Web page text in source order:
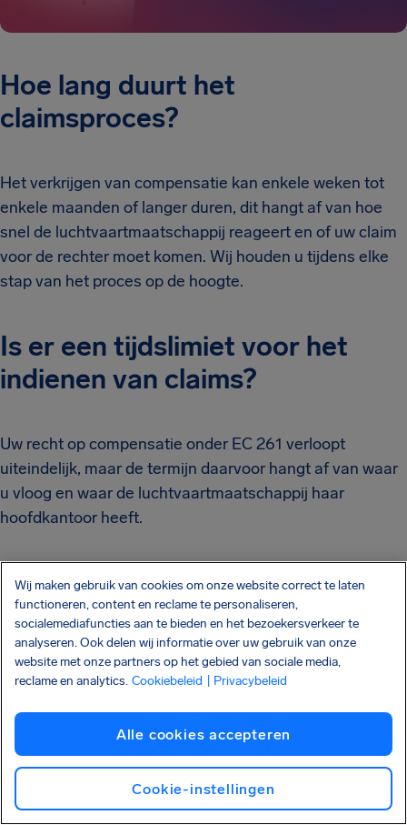
Hoe lang duurt het
claimsproces?
Het verkrijgen van compensatie kan enkele weken tot
enkele maanden of langer duren, dit hangt af van hoe
snel de luchtvaartmaatschappij reageert en of uw claim
voor de rechter moet komen. Wij houden u tijdens elke
stap van het proces op de hoogte.
Is er een tijdslimiet voor het
indienen van claims?
Uw recht op compensatie onder EC 261 verloopt
uiteindelijk, maar de termijn daarvoor hangt af van waar
u vloog en waar de luchtvaartmaatschappij haar
hoofdkantoor heeft.
Termijnen per land
Ontdek ook deze passagiersrechten:
Rechten van vliegtuigpassagiers
Vlucht vertraagd compensatie
Vlucht geannuleerd compensatie
Meer dan 3 uur vertraging
Vertraging compensatie
Vlucht vertraging checken
Wij maken gebruik van cookies om onze website correct te laten
functioneren, content en reclame te personaliseren,
socialemediafuncties aan te bieden en het bezoekersverkeer te
analyseren. Ook delen wij informatie over uw gebruik van onze
website met onze partners op het gebied van sociale media,
reclame en analytics. Cookiebeleid | Privacybeleid
Alle cookies accepteren
Cookie-instellingen